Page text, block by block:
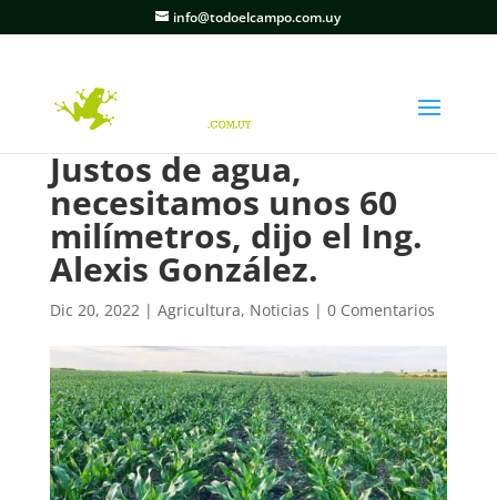
info@todoelcampo.com.uy
Justos de agua,
necesitamos unos 60
milímetros, dijo el Ing.
Alexis González.
Dic 20, 2022| Agricultura, Noticias | 0 Comentarios